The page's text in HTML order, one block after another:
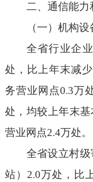
二、通信能力
（一）机构设
全省行业企
处，比上年末减少
务营业网点0.3万
处，均较上年末基
营业网点2.4万处。
全省设立村
站） 2.0万处，比